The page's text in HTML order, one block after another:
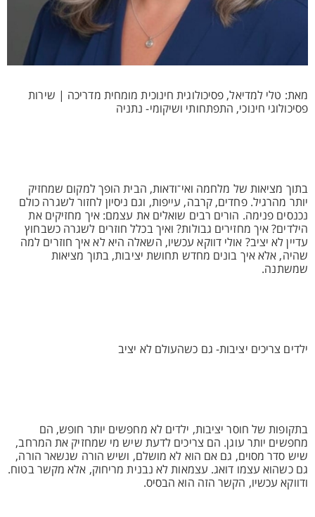
מאת: טלי למדיאל, פסיכולוגית חינוכית מומחית מדריכה | שירות
פסיכולוגי חינוכי, התפתחותי ושיקומי- נתניה
בתוך מציאות של מלחמה ואי־ודאות, הבית הופך למקום שמחזיק
יותר מהרגיל. פחדים, קרבה, עייפות, וגם ניסיון לחזור לשגרה כולם
נכנסים פנימה. הורים רבים שואלים את עצמם: איך מחזיקים את
הילדים? איך מחזירים גבולות? ואיך בכלל חוזרים לשגרה כשבחוץ
עדיין לא יציב? אולי דווקא עכשיו, השאלה היא לא איך חוזרים למה
שהיה, אלא איך בונים מחדש תחושת יציבות, בתוך מציאות
שמשתנה.
ילדים צריכים יציבות- גם כשהעולם לא יציב
בתקופות של חוסר יציבות, ילדים לא מחפשים יותר חופש, הם
מחפשים יותר עוגן. הם צריכים לדעת שיש מי שמחזיק את המרחב,
שיש סדר מסוים, גם אם הוא לא מושלם, ושיש הורה שנשאר הורה,
גם כשהוא עצמו דואג. עצמאות לא נבנית מריחוק, אלא מקשר בטוח.
ודווקא עכשיו, הקשר הזה הוא הבסיס.